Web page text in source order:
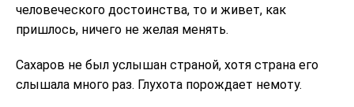
человеческого достоинства, то и живет, как
пришлось, ничего не желая менять.
Сахаров не был услышан страной, хотя страна его
слышала много раз. Глухота порождает немоту.